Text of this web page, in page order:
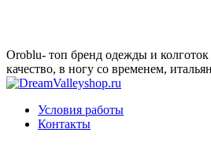
Oroblu- топ бренд одежды и
качество, в ногу со временем,
Условия работы
Контакты